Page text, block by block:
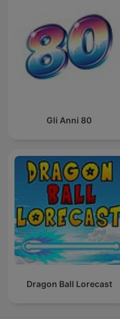
Gli Anni 80
Dragon Ball Lorecast